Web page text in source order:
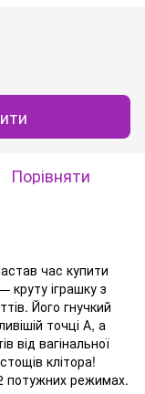
Порівняти
час купити
круту іграшку з
Його гнучкий
точці А, а
від вагінальної
клітора!
потужних режимах.